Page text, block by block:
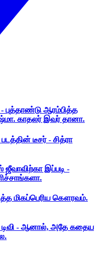
புத்தாண்டு ஆரம்பித்த
காதலர் இவர் தானா.
டீசர் - சித்ரா
இப்படி -
மிகப்பெரிய கௌரவம்.
- ஆனால், அதே கதைய